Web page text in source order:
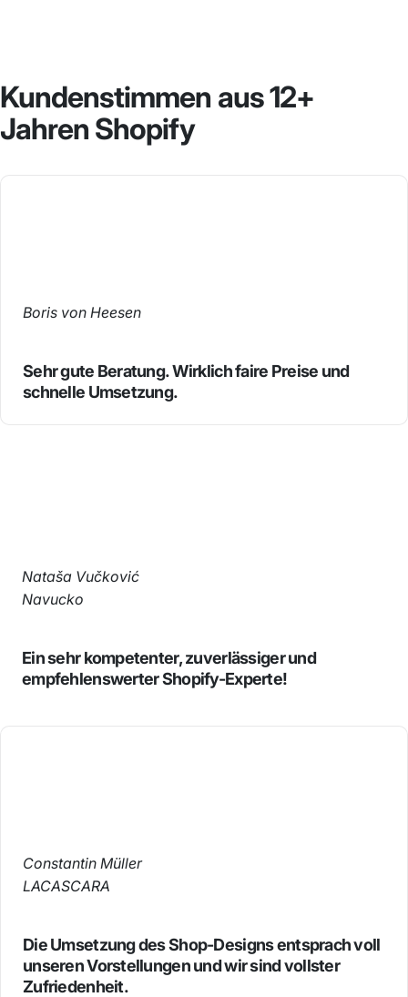
Kundenstimmen aus12+
Jahren Shopify
Boris von Heesen
Sehr gute Beratung. Wirklich faire Preise und
schnelle Umsetzung.
Nataša Vučković
Navucko
Ein sehr kompetenter, zuverlässiger und
empfehlenswerter Shopify-Experte!
Constantin Müller
LACASCARA
Die Umsetzung des Shop-Designs entsprach voll
unseren Vorstellungen und wir sind vollster
Zufriedenheit.